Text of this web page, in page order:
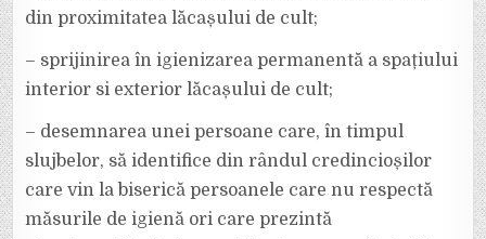
din proximitatea lăcașului de cult;
– sprijinirea în igienizarea permanentă a spațiului
interior si exterior lăcașului de cult;
– desemnarea unei persoane care, în timpul
slujbelor, să identifice din rândul credincioșilor
care vin la biserică persoanele care nu respectă
măsurile de igienă ori care prezintă